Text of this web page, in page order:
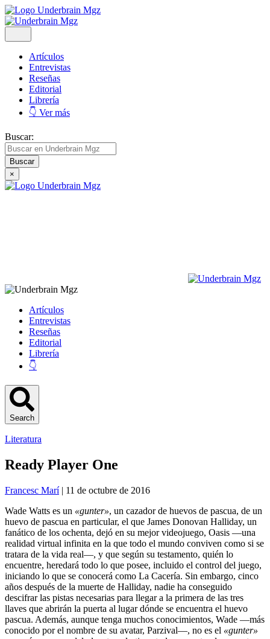
Artículos
Entrevistas
Reseñas
Editorial
Librería
👇 Ver más
Buscar:
×
Artículos
Entrevistas
Reseñas
Editorial
Librería
👇
Search
Literatura
Ready Player One
Francesc Marí| 11 de octubre de 2016
Wade Watts es un «gunter», un cazador de huevos de pascua, de un
huevo de pascua en particular, el que James Donovan Halliday, un
fanático de los ochenta, dejó en su mejor videojuego, Oasis —una
realidad virtual infinita en la que todo el mundo conviven como si se
tratara de la vida real—, y que según su testamento, quién lo
encuentre, heredará todo lo que posee, incluido el control del juego,
iniciando lo que se conocerá como La Cacería. Sin embargo, cinco
años después de la muerte de Halliday, nadie ha conseguido
descifrar las pistas necesarias para llegar a la primera de las tres
llaves que abrirán la puerta al lugar dónde se encuentra el huevo
pascua. Además, aunque tenga muchos conocimientos, Wade —más
conocido por el nombre de su avatar, Parzival—, no es el «gunter»